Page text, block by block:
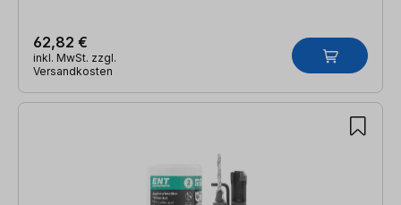
62,82 €
inkl. MwSt. zzgl.
Versandkosten